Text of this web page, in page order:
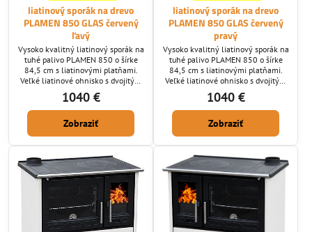
liatinový sporák na drevo
PLAMEN 850 GLAS červený
ľavý
Vysoko kvalitný liatinový sporák na
tuhé palivo PLAMEN 850 o šírke
84,5 cm s liatinovými platňami.
Veľké liatinové ohnisko s dvojitým
spaľovaním, veľká smaltovaná rúra
na pečenie, samočistiace sklo. Ak
hľadáte vysokú kvalitu za dobrú
cenu tak ste tu správne. Ponúkame
Vám kvalitný sporák prevedený z
liatiny najvyššej kvality potiahnutú
teflónom, ktorá je vyrábaná pod
vysokým tlakom a je bez...
1040 €
Zobraziť
liatinový sporák na drevo
PLAMEN 850 GLAS červený
pravý
Vysoko kvalitný liatinový sporák na
tuhé palivo PLAMEN 850 o šírke
84,5 cm s liatinovými platňami.
Veľké liatinové ohnisko s dvojitým
spaľovaním, veľká smaltovaná rúra
na pečenie, samočistiace sklo. Ak
hľadáte vysokú kvalitu za dobrú
cenu tak ste tu správne. Ponúkame
Vám kvalitný sporák prevedený z
liatiny najvyššej kvality potiahnutú
teflónom, ktorá je vyrábaná pod
vysokým tlakom a je bez...
1040 €
Zobraziť